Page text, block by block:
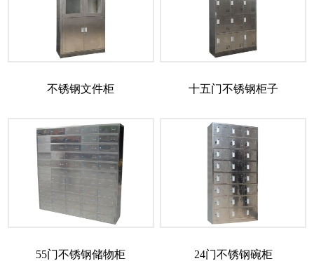
不锈钢文件柜 十五门不锈钢柜子
55门不锈钢储物柜 24门不锈钢碗柜